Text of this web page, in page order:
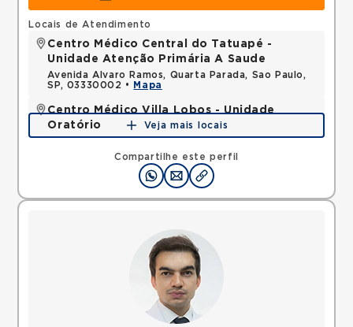
Compartilhe este perfil
Locais de Atendimento
Centro Médico Central do Tatuapé -
Unidade Atenção Primária A Saude
Avenida Alvaro Ramos, Quarta Parada, Sao Paulo,
SP, 03330002 •
Mapa
Centro Médico Villa Lobos - Unidade
Oratório
Rua do Oratorio, Mooca, Sao Paulo, SP, 03117000 •
Veja mais locais